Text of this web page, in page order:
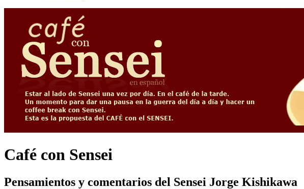
Café con Sensei
Pensamientos y comentarios del Sensei Jorge Kishikawa